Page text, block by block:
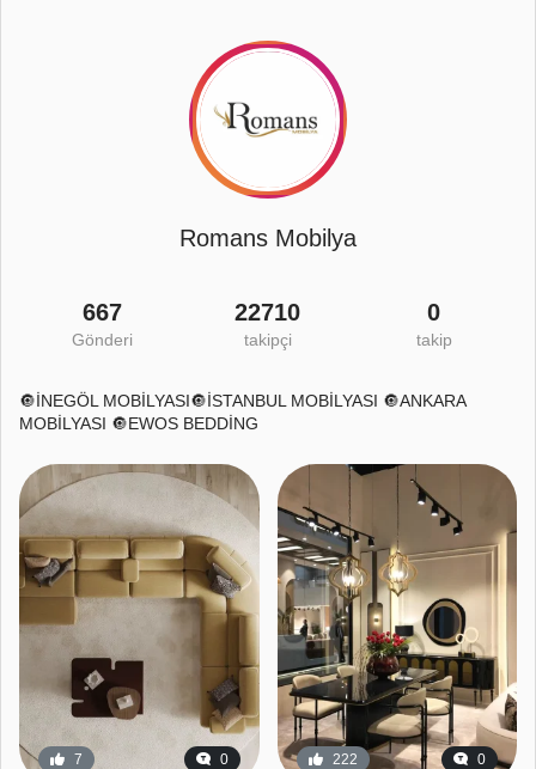
Romans Mobilya
667
Gönderi
22710
takipçi
0
takip
🔘İNEGÖL MOBİLYASI🔘İSTANBUL MOBİLYASI 🔘ANKARA
MOBİLYASI 🔘EWOS BEDDİNG
7 0 222 0